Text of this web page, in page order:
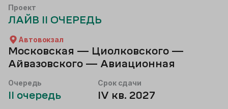
Проект
ЛАЙВ II ОЧЕРЕДЬ
Автовокзал
Московская — Циолковского —
Айвазовского — Авиационная
Очередь
II очередь
Срок сдачи
IV кв. 2027